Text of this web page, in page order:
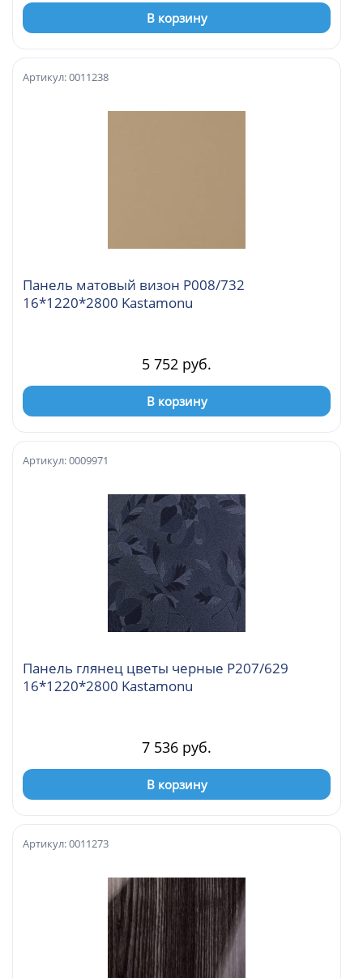
В корзину
Панель матовый визон Р008/732
16*1220*2800 Kastamonu
Артикул: 0011238
5 752 руб.
В корзину
Панель глянец цветы черные Р207/629
16*1220*2800 Kastamonu
Артикул: 0009971
7 536 руб.
В корзину
Артикул: 0011273